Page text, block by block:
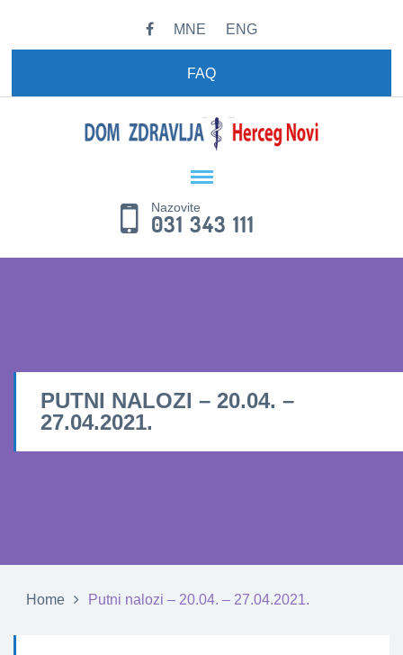
MNE ENG
FAQ
Nazovite
031 343 111
PUTNI NALOZI – 20.04. –
27.04.2021.
Home Putni nalozi – 20.04. – 27.04.2021.